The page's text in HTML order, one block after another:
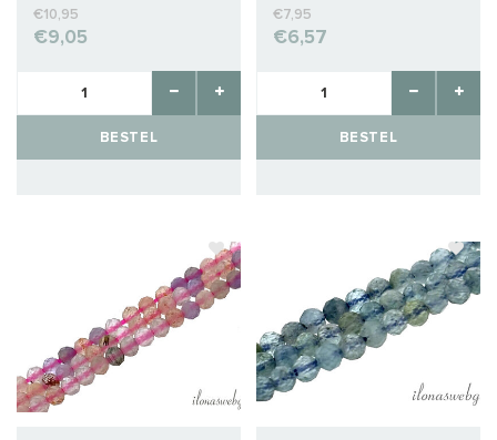
€10,95
€9,05
BESTEL
€7,95
€6,57
BESTEL